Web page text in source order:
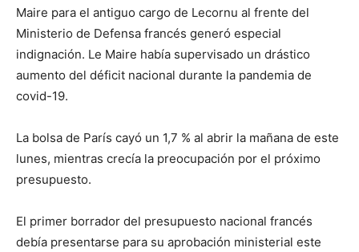
Maire para el antiguo cargo de Lecornu al frente del
Ministerio de Defensa francés generó especial
indignación. Le Maire había supervisado un drástico
aumento del déficit nacional durante la pandemia de
covid-19.
La bolsa de París cayó un 1,7 % al abrir la mañana de este
lunes, mientras crecía la preocupación por el próximo
presupuesto.
El primer borrador del presupuesto nacional francés
debía presentarse para su aprobación ministerial este